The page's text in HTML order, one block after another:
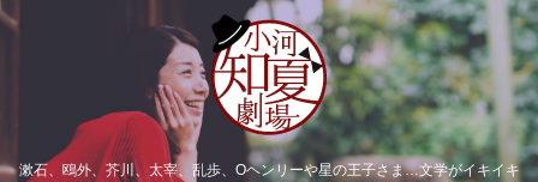
漱石、鴎外、芥川、太宰、乱歩、Oヘンリーや星の王子さま…文学がイキイキ